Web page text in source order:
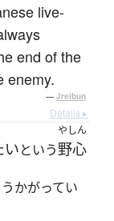
live-
end of the
enemy.
— Jreibun
Details ▸
いという
やしん
野心
かがってい